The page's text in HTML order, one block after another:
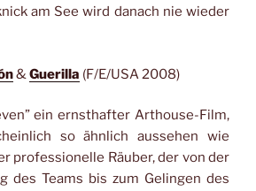
am See wird danach nie wieder
&Guerilla (F/E/USA 2008)
ein ernsthafter Arthouse-Film,
so ähnlich aussehen wie
professionelle Räuber, der von der
des Teams bis zum Gelingen des